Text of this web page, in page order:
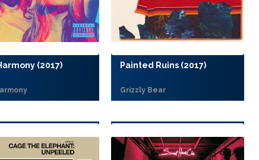
(2017) Painted Ruins (2017)
Grizzly Bear